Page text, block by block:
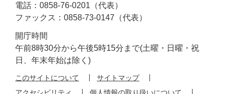
電話：0858-76-0201（代表）
ファックス：0858-73-0147（代表）
開庁時間
午前8時30分から午後5時15分まで(土曜・日曜・祝
日、年末年始は除く)
このサイトについて
サイトマップ